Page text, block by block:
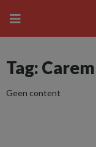
Tag:
Geen content